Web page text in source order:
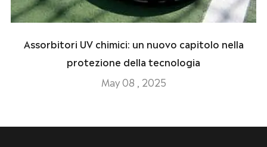
Assorbitori UV chimici: un nuovo capitolo nella
protezione della tecnologia
May 08 , 2025